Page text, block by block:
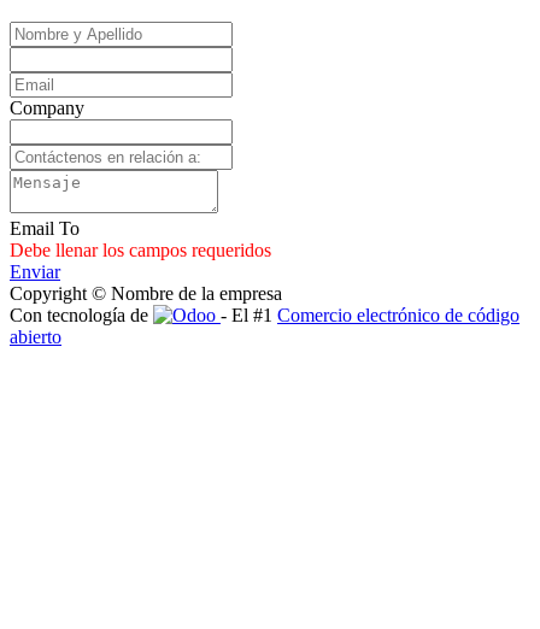
Company
Email To
Debe llenar los campos requeridos
Enviar
Copyright © Nombre de la empresa
Con tecnología de
- El #1 Comercio electrónico de código
abierto